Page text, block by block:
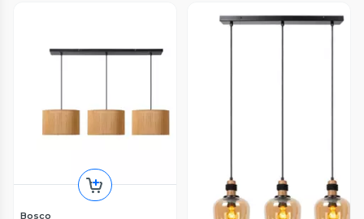
Bosco